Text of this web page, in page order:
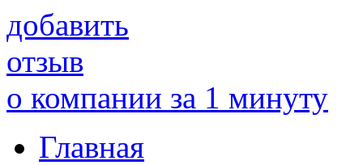
добавить
отзыв
о компании за 1 минуту
Главная